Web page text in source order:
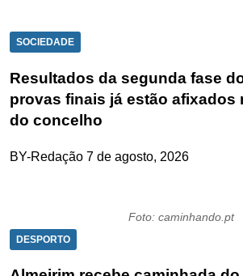
SOCIEDADE
Resultados da segunda fase
provas finais já estão afixados
do concelho
BY-Redação 7 de agosto, 2026
Foto: caminhando.pt
DESPORTO